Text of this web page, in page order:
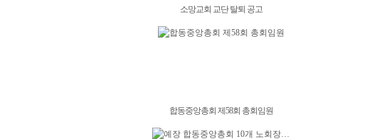
소망교회 교단 탈퇴 공고
합동중앙총회 제58회 총회임원